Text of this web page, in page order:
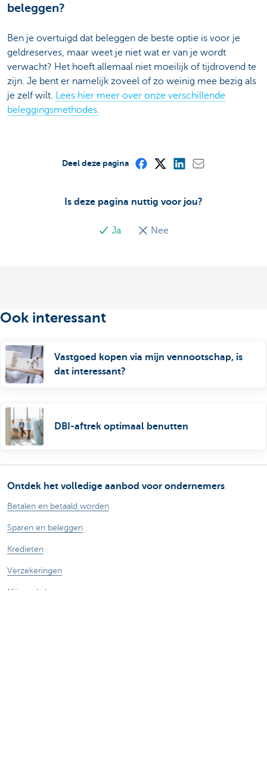
beleggen?
Ben je overtuigd dat beleggen de beste optie is voor je
geldreserves, maar weet je niet wat er van je wordt
verwacht? Het hoeft allemaal niet moeilijk of tijdrovend te
zijn. Je bent er namelijk zoveel of zo weinig mee bezig als
je zelf wilt. Lees hier meer over onze verschillende
beleggingsmethodes.
Is deze pagina nuttig voor jou?
Ja Nee
Deel deze pagina
Ook interessant
Vastgoed kopen via mijn vennootschap, is
dat interessant?
DBI-aftrek optimaal benutten
Ontdek het volledige aanbod voor ondernemers
Betalen en betaald worden
Sparen en beleggen
Kredieten
Verzekeringen
Mijn webshop